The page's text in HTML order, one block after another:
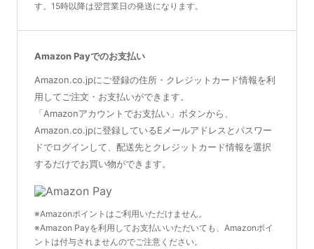
す。15時以降は翌営業日の発送になります。
Amazon Payでのお支払い
Amazon.co.jpにご登録の住所・クレジットカード情報を利
用してご注文・お支払いができます。
「Amazonアカウントでお支払い」ボタンから、
Amazon.co.jpに登録しているEメールアドレスとパスワー
ドでログインして、配送先とクレジットカード情報を選択
するだけでお買い物ができます。
※Amazonポイントはご利用いただけません。
※Amazon Payを利用してお支払いいただいても、Amazonポイ
ントは付与されませんのでご注意ください。